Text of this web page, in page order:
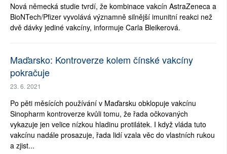
Nová německá studie tvrdí, že kombinace vakcín AstraZeneca a
BioNTech/Pfizer vyvolává významně silnější imunitní reakci než
dvě dávky jediné vakcíny, informuje Carla Bleikerová.
Maďarsko: Kontroverze kolem čínské vakcíny
pokračuje
23. 6. 2021
Po pěti měsících používání v Maďarsku obklopuje vakcínu
Sinopharm kontroverze kvůli tomu, že řada očkovaných
vykazuje jen velice nízkou hladinu protilátek. I když vláda tuto
vakcínu nadále prosazuje, řada lidí vzala věc do vlastních rukou
a zjist...